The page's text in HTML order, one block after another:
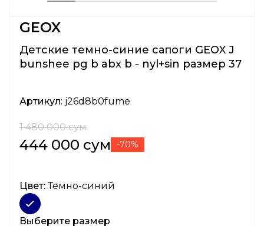
GEOX
Детские темно-синие сапоги GEOX J
bunshee pg b abx b - nyl+sin размер 37
Артикул: j26d8b0fume
1 480 000 сум
444 000 сум -70%
Цвет:Темно-синий
Выберите размер